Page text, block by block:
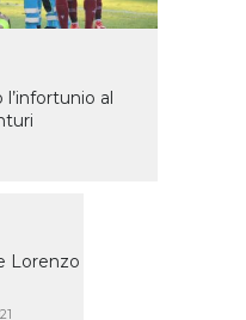
al
Lorenzo